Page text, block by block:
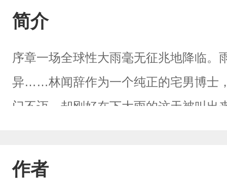
简介
序章一场全球性大雨毫无征兆地降临。
异……林闻辞作为一个纯正的宅男博士
门不迈，却刚好在下大雨的这天被叫出
异能虚构
作者